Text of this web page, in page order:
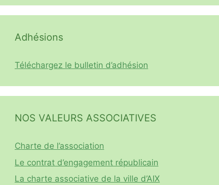
Adhésions
Téléchargez le bulletin d’adhésion
NOS VALEURS ASSOCIATIVES
Charte de l’association
Le contrat d’engagement républicain
La charte associative de la ville d’AIX